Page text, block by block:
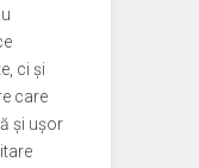
ci și
care
și ușor